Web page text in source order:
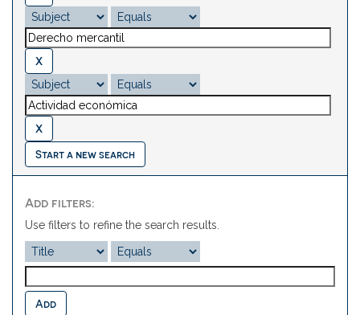
Start a new search
Add filters:
Use filters to refine the search results.